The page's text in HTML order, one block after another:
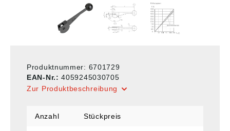
Produktnummer: 6701729
EAN-Nr.:4059245030705
Zur Produktbeschreibung
Anzahl Stückpreis